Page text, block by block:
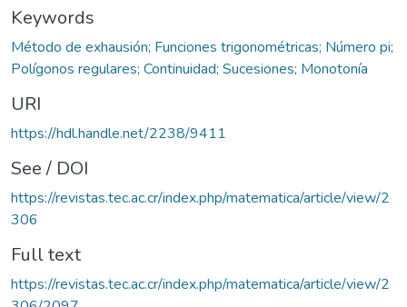
Keywords
Método de exhausión; Funciones trigonométricas; Número pi;
Polígonos regulares; Continuidad; Sucesiones; Monotonía
URI
https://hdl.handle.net/2238/9411
See / DOI
https://revistas.tec.ac.cr/index.php/matematica/article/view/2
306
Full text
https://revistas.tec.ac.cr/index.php/matematica/article/view/2